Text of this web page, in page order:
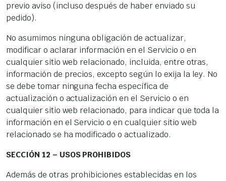
previo aviso (incluso después de haber enviado su
pedido).
No asumimos ninguna obligación de actualizar,
modificar o aclarar información en el Servicio o en
cualquier sitio web relacionado, incluida, entre otras,
información de precios, excepto según lo exija la ley. No
se debe tomar ninguna fecha específica de
actualización o actualización en el Servicio o en
cualquier sitio web relacionado, para indicar que toda la
información en el Servicio o en cualquier sitio web
relacionado se ha modificado o actualizado.
SECCIÓN 12 – USOS PROHIBIDOS
Además de otras prohibiciones establecidas en los